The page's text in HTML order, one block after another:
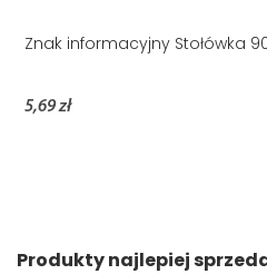
Znak informacyjny Stołówka
5,69 zł
Produkty najlepiej